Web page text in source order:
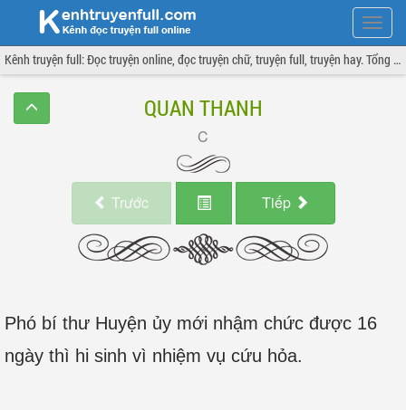
Hiện
menu
Kênh truyện full: Đọc truyện online, đọc truyện chữ, truyện full, truyện hay. Tổng hợp đầy đủ và cập nhật liên tục.
QUAN THANH
Trước Tiếp
Phó bí thư Huyện ủy mới nhậm chức được 16
ngày thì hi sinh vì nhiệm vụ cứu hỏa.